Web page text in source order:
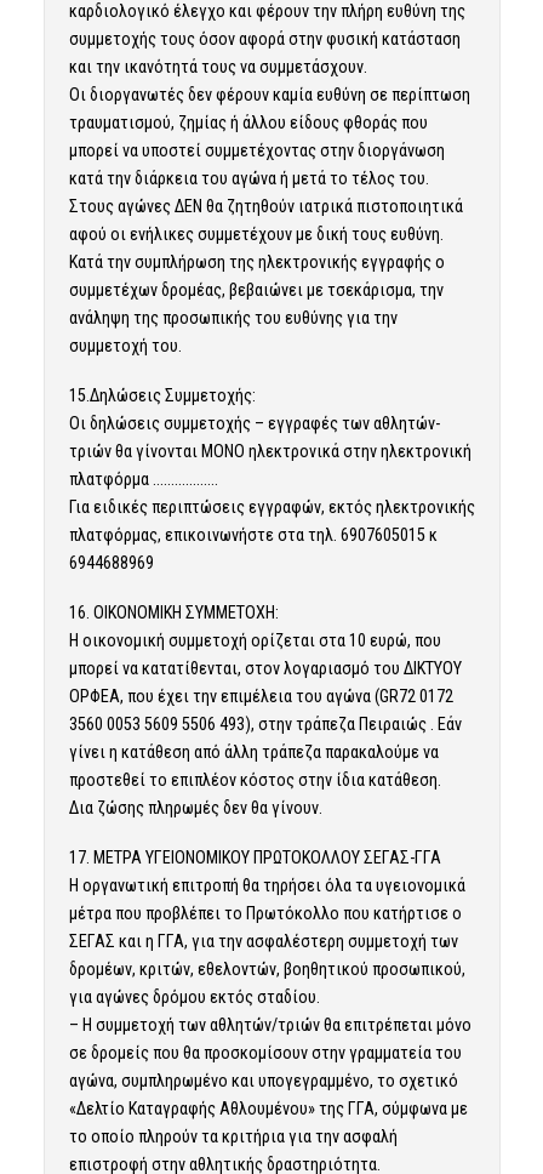
καρδιολογικό έλεγχο και φέρουν την πλήρη ευθύνη της
συμμετοχής τους όσον αφορά στην φυσική κατάσταση
και την ικανότητά τους να συμμετάσχουν.
Οι διοργανωτές δεν φέρουν καμία ευθύνη σε περίπτωση
τραυματισμού, ζημίας ή άλλου είδους φθοράς που
μπορεί να υποστεί συμμετέχοντας στην διοργάνωση
κατά την διάρκεια του αγώνα ή μετά το τέλος του.
Στους αγώνες ΔΕΝ θα ζητηθούν ιατρικά πιστοποιητικά
αφού οι ενήλικες συμμετέχουν με δική τους ευθύνη.
Κατά την συμπλήρωση της ηλεκτρονικής εγγραφής ο
συμμετέχων δρομέας, βεβαιώνει με τσεκάρισμα, την
ανάληψη της προσωπικής του ευθύνης για την
συμμετοχή του.
15.Δηλώσεις Συμμετοχής:
Οι δηλώσεις συμμετοχής – εγγραφές των αθλητών-
τριών θα γίνονται ΜΟΝΟ ηλεκτρονικά στην ηλεκτρονική
πλατφόρμα ………………
Για ειδικές περιπτώσεις εγγραφών, εκτός ηλεκτρονικής
πλατφόρμας, επικοινωνήστε στα τηλ. 6907605015 κ
6944688969
16. ΟΙΚΟΝΟΜΙΚΗ ΣΥΜΜΕΤΟΧΗ:
Η οικονομική συμμετοχή ορίζεται στα 10 ευρώ, που
μπορεί να κατατίθενται, στον λογαριασμό του ΔΙΚΤΥΟΥ
ΟΡΦΕΑ, που έχει την επιμέλεια του αγώνα (GR72 0172
3560 0053 5609 5506 493), στην τράπεζα Πειραιώς . Εάν
γίνει η κατάθεση από άλλη τράπεζα παρακαλούμε να
προστεθεί το επιπλέον κόστος στην ίδια κατάθεση.
Δια ζώσης πληρωμές δεν θα γίνουν.
17. ΜΕΤΡΑ ΥΓΕΙΟΝΟΜΙΚΟΥ ΠΡΩΤΟΚΟΛΛΟΥ ΣΕΓΑΣ-ΓΓΑ
Η οργανωτική επιτροπή θα τηρήσει όλα τα υγειονομικά
μέτρα που προβλέπει το Πρωτόκολλο που κατήρτισε ο
ΣΕΓΑΣ και η ΓΓΑ, για την ασφαλέστερη συμμετοχή των
δρομέων, κριτών, εθελοντών, βοηθητικού προσωπικού,
για αγώνες δρόμου εκτός σταδίου.
– Η συμμετοχή των αθλητών/τριών θα επιτρέπεται μόνο
σε δρομείς που θα προσκομίσουν στην γραμματεία του
αγώνα, συμπληρωμένο και υπογεγραμμένο, το σχετικό
«Δελτίο Καταγραφής Αθλουμένου» της ΓΓΑ, σύμφωνα με
το οποίο πληρούν τα κριτήρια για την ασφαλή
επιστροφή στην αθλητικής δραστηριότητα.